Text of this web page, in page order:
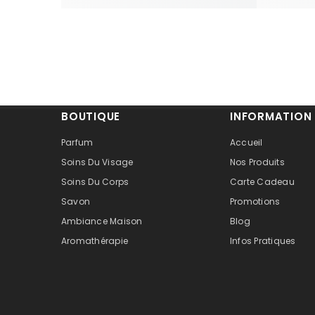
BOUTIQUE
Parfum
Soins Du Visage
Soins Du Corps
Savon
Ambiance Maison
Aromathérapie
INFORMATION
Accueil
Nos Produits
Carte Cadeau
Promotions
Blog
Infos Pratiques